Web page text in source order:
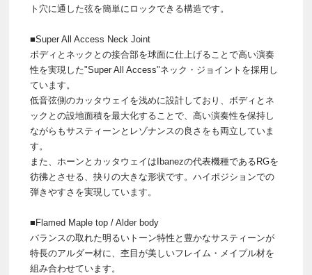
ト穴に通した弦を簡単にロックできる構造です。
■Super All Access Neck Joint
ボディとネックとの接合部を球面に仕上げることで高い演奏
性を実現した"Super All Access"ネック・ジョイントを採用し
ています。
低音弦側のカッタウェイを浅めに設計しており、ボディとネ
ックとの設地面積を最大化することで、高い演奏性を保持し
ながらもサスティーンとレゾナンスの良さをも両立していま
す。
また、ホーンとカッタウェイはIbanezの代表機種であるRGを
彷彿とさせる、抉りの大きな形状です。ハイポジションでの
弾きやすさを実現しています。
■Flamed Maple top / Alder body
バランスの取れた明るいトーン特性と豊かなサスティーンが
特長のアルダー材に、杢目が美しいフレイム・メイプル材を
組み合わせています。